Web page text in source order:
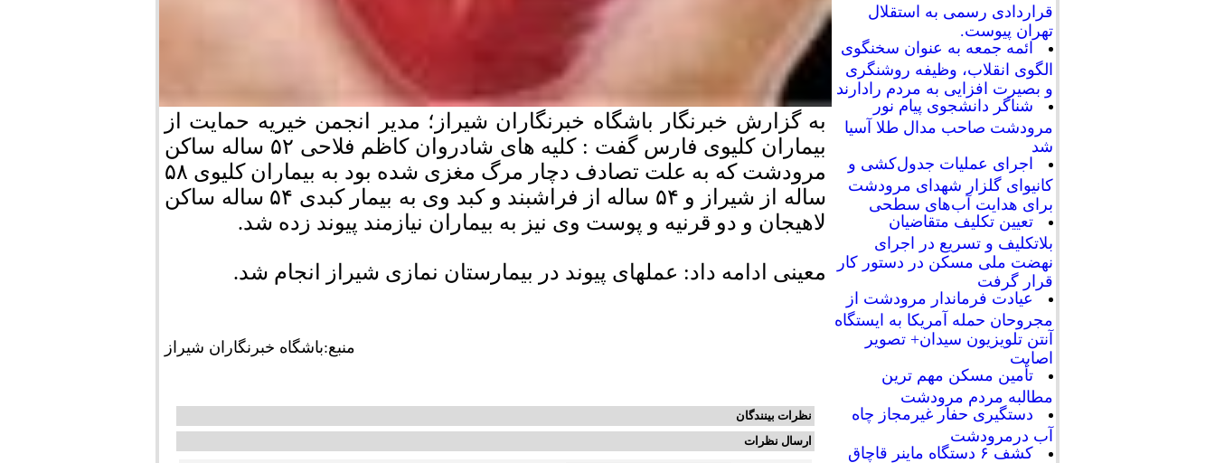
قراردادی رسمی به استقلال
تهران پیوست.
ائمه جمعه به عنوان سخنگوی
الگوی انقلاب، وظیفه روشنگری
و بصیرت افزایی به مردم رادارند
شناگر دانشجوی پیام نور
مرودشت صاحب مدال طلا آسیا
شد
اجرای عملیات جدول‌کشی و
کانیوای گلزار شهدای مرودشت
برای هدایت آب‌های سطحی
تعیین تکلیف متقاضیان
بلاتکلیف و تسریع در اجرای
نهضت ملی مسکن در دستور کار
قرار گرفت
عیادت فرماندار مرودشت از
مجروحان حمله آمریکا به ایستگاه
آنتن تلویزیون سیدان+ تصویر
اصابت
تأمین مسکن مهم ترین
مطالبه مردم مرودشت
دستگیری حفار غیرمجاز چاه
آب درمرودشت
کشف ۶ دستگاه ماینر قاچاق
به گزارش خبرنگار باشگاه خبرنگاران شیراز؛ مدیر انجمن خیریه حمایت از
بیماران کلیوی فارس گفت : کلیه های شادروان کاظم فلاحی ۵۲ ساله ساکن
مرودشت که به علت تصادف دچار مرگ مغزی شده بود به بیماران کلیوی ۵۸
ساله از شیراز و ۵۴ ساله از فراشبند و کبد وی به بیمار کبدی ۵۴ ساله ساکن
لاهیجان و دو قرنیه و پوست وی نیز به بیماران نیازمند پیوند زده شد.
معینی ادامه داد: عملهای پیوند در بیمارستان نمازی شیراز انجام شد.
منبع:باشگاه خبرنگاران شیراز
نظرات بینندگان
ارسال نظرات